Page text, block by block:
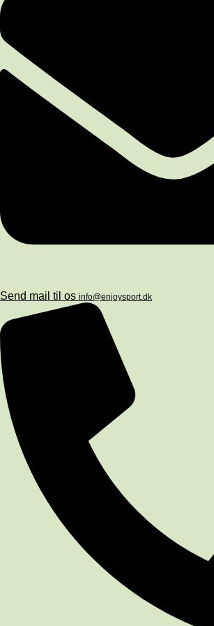
Send mail til os info@enjoysport.dk